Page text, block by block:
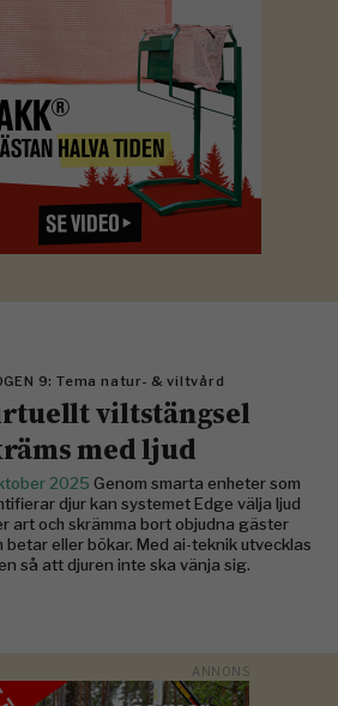
9: Tema natur- & viltvård
viltstängsel
med ljud
2025 Genom smarta enheter som
djur kan systemet Edge välja ljud
art och skrämma bort objudna gäster
betar eller bökar. Med ai-teknik utvecklas
så att djuren inte ska vänja sig.